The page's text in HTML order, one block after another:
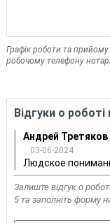
Графік роботи та
робочому телефону
Відгуки о роботі
Андрей Третяков
03-06-2024
Людское
Залиште відгук о
5 та заполніть форму